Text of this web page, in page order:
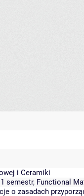
i Ceramiki
semestr, Functional
o zasadach